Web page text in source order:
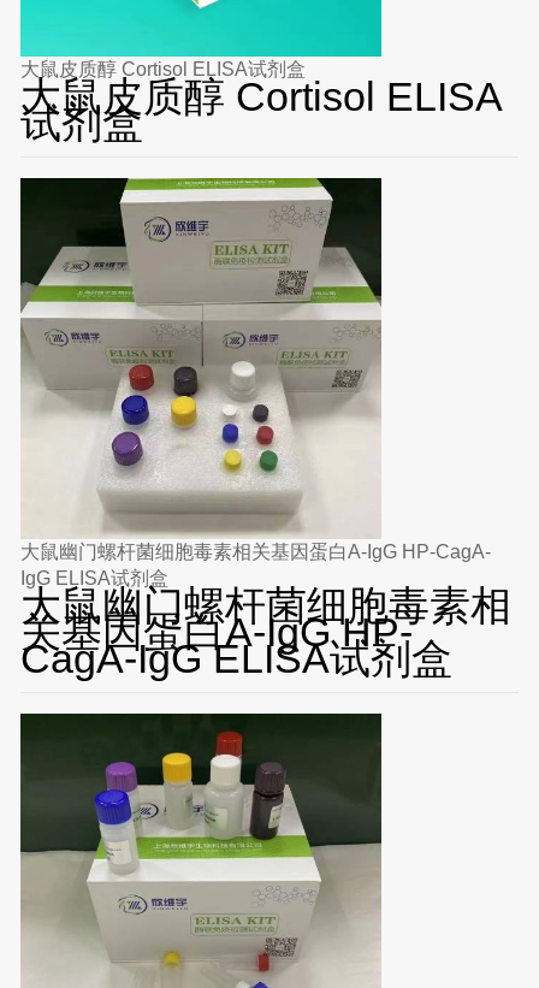
大鼠皮质醇 Cortisol ELISA试剂盒
大鼠皮质醇 Cortisol ELISA
试剂盒
大鼠幽门螺杆菌细胞毒素相关基因蛋白A-IgG HP-CagA-
IgG ELISA试剂盒
大鼠幽门螺杆菌细胞毒素相
关基因蛋白A-IgG HP-
CagA-IgG ELISA试剂盒